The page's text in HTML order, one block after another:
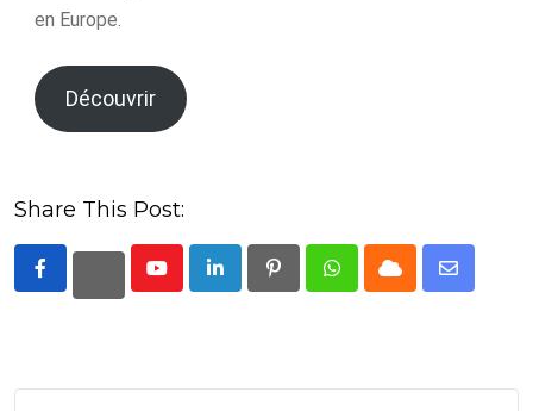
en Europe.
Découvrir
Share This Post:
YoutubeLinkedIn PinterestWhatsappCloud
Share